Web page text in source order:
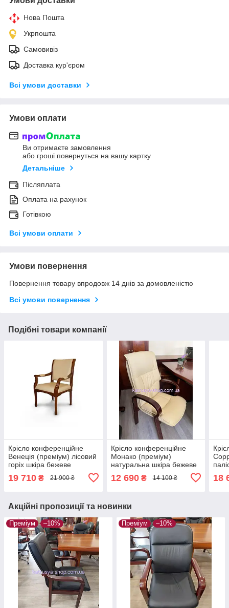
Нова Пошта
Укрпошта
Самовивіз
Доставка кур'єром
Всі умови доставки
Умови оплати
Ви отримаєте замовлення
або гроші повернуться на вашу картку
Детальніше
Післяплата
Оплата на рахунок
Готівкою
Всі умови оплати
Умови повернення
Повернення товару впродовж 14 днів за домовленістю
Всі умови повернення
Подібні товари компанії
Крісло конференційне
Венеція (преміум) лісовий
горіх шкіра бежеве
19 710 ₴ 21 900 ₴
Крісло конференційне
Монако (преміум)
натуральна шкіра бежеве
12 690₴ 14 100 ₴ 18
Акційні пропозиції та новинки
Преміум –10% Преміум –10%